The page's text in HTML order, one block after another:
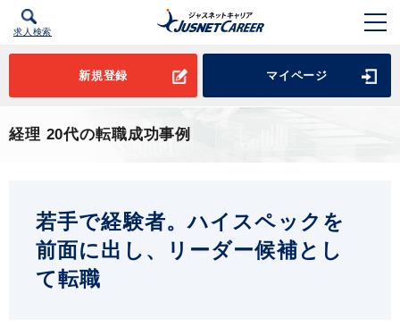
求人検索
新規登録 マイページ
経理 20代の転職成功事例
若手で経験者。ハイスペックを
前面に出し、リーダー候補とし
て転職